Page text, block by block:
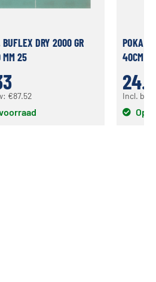
DRY 2000 GR
MM 25
€87.52
POKA
40CM
Incl.
Op